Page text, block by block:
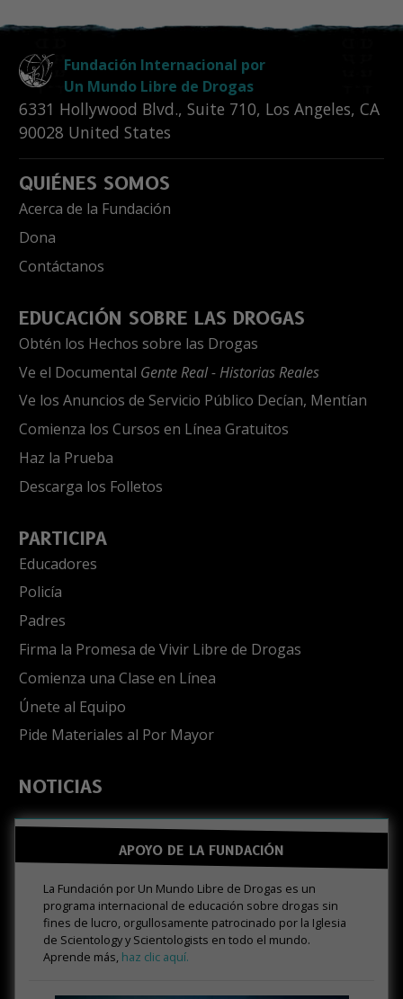
Fundación Internacional por
Un Mundo Libre de Drogas
6331 Hollywood Blvd., Suite 710, Los Angeles, CA
90028 United States
QUIÉNES SOMOS
Acerca de la Fundación
Dona
Contáctanos
EDUCACIÓN SOBRE LAS DROGAS
Obtén los Hechos sobre las Drogas
Ve el Documental Gente Real - Historias Reales
Ve los Anuncios de Servicio Público Decían, Mentían
Comienza los Cursos en Línea Gratuitos
Haz la Prueba
Descarga los Folletos
PARTICIPA
Educadores
Policía
Padres
Firma la Promesa de Vivir Libre de Drogas
Comienza una Clase en Línea
Únete al Equipo
Pide Materiales al Por Mayor
NOTICIAS
APOYO DE LA FUNDACIÓN
La Fundación por Un Mundo Libre de Drogas es un
programa internacional de educación sobre drogas sin
fines de lucro, orgullosamente patrocinado por la Iglesia
de Scientology y Scientologists en todo el mundo.
Aprende más, haz clic aquí.